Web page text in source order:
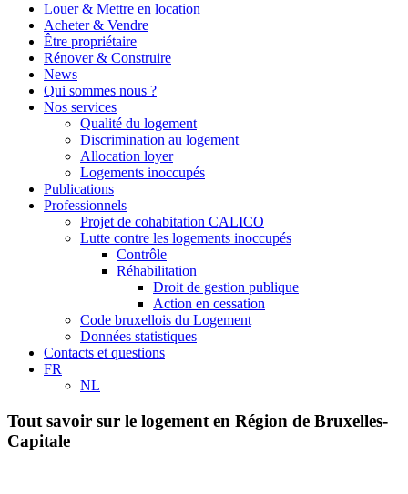
Louer & Mettre en location
Acheter & Vendre
Être propriétaire
Rénover & Construire
News
Qui sommes nous ?
Nos services
Qualité du logement
Discrimination au logement
Allocation loyer
Logements inoccupés
Publications
Professionnels
Projet de cohabitation CALICO
Lutte contre les logements inoccupés
Contrôle
Réhabilitation
Droit de gestion publique
Action en cessation
Code bruxellois du Logement
Données statistiques
Contacts et questions
FR
NL
Tout savoir sur le logement en Région de Bruxelles-
Capitale